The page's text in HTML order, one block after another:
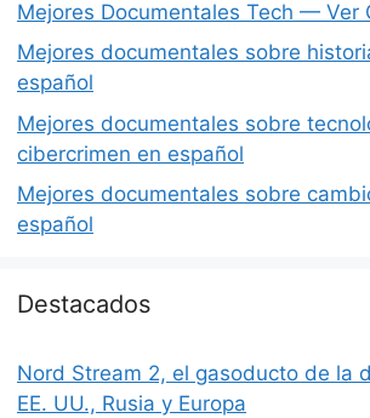
Mejores Documentales Tech — Ver
Mejores documentales sobre
español
Mejores documentales sobre
cibercrimen en español
Mejores documentales sobre
español
Destacados
Nord Stream 2, el gasoducto de la
EE. UU., Rusia y Europa